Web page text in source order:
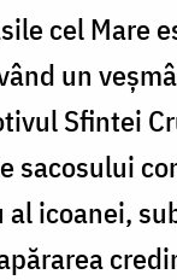
cel Mare
un
Sfintei
sacosului
icoanei,